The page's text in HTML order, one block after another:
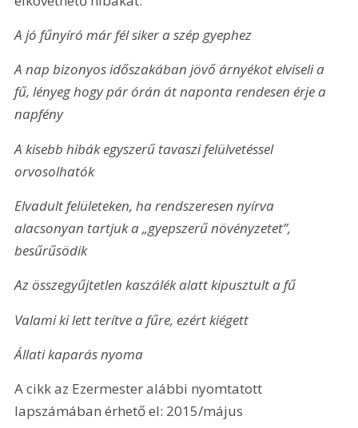
A jó fűnyíró már fél siker a szép gyephez
A nap bizonyos időszakában jövő árnyékot elviseli a
fű, lényeg hogy pár órán át naponta rendesen érje a
napfény
A kisebb hibák egyszerű tavaszi felülvetéssel
orvosolhatók
Elvadult felületeken, ha rendszeresen nyírva
alacsonyan tartjuk a „gyepszerű növényzetet”,
besűrűsödik
Az összegyűjtetlen kaszálék alatt kipusztult a fű
Valami ki lett terítve a fűre, ezért kiégett
Állati kaparás nyoma
A cikk az Ezermester alábbi nyomtatott
lapszámában érhető el: 2015/május